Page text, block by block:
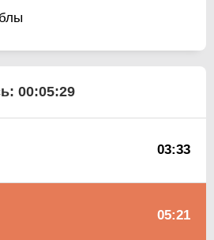
00:05:28
03:33
05:21